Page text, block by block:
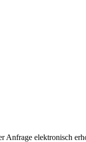
Anfrage elektronisch